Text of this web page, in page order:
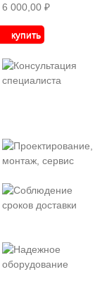
6 000,00 ₽
купить